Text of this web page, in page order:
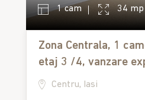
1 cam 34 mp
Zona Centrala, 1
etaj 3 /4, vanzare
Centru, Iasi